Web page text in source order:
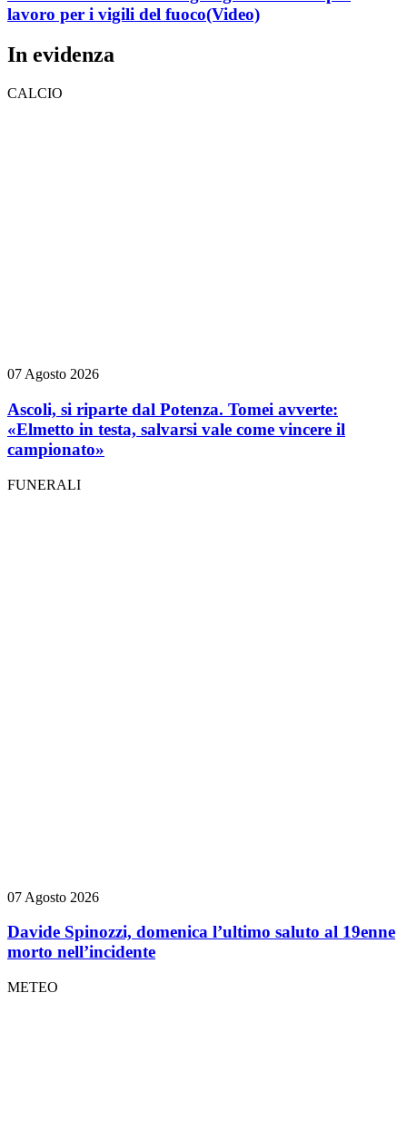
lavoro per i vigili del fuoco(Video)
In evidenza
CALCIO
07 Agosto 2026
Ascoli, si riparte dal Potenza. Tomei avverte:
«Elmetto in testa, salvarsi vale come vincere il
campionato»
FUNERALI
07 Agosto 2026
Davide Spinozzi, domenica l’ultimo saluto al 19enne
morto nell’incidente
METEO